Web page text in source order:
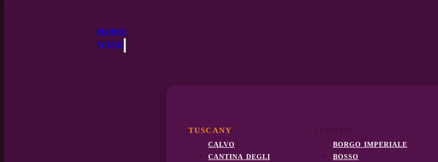
HOME
WINE
TUSCANY
calvo
cantina degli
borgo imperiale
bosso